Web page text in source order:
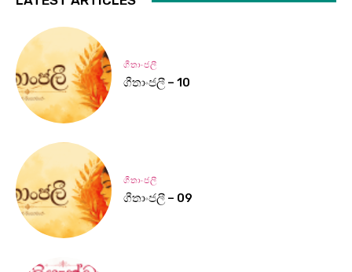
ගීතාංජලී
ගීතාංජලී – 10
ගීතාංජලී
ගීතාංජලී – 09